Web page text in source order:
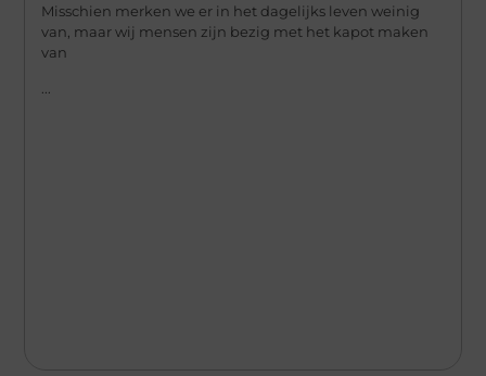
Misschien merken we er in het dagelijks leven weinig
van, maar wij mensen zijn bezig met het kapot maken
van
...